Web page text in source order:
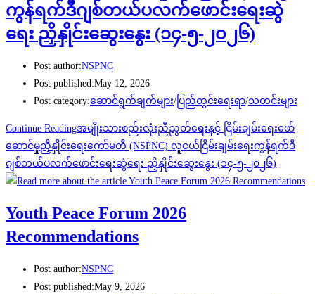
ကွန်ရက်ဒီဂျစ်တယ်ပလက်ဖောင်းရေးဆွဲ
ရေး ညှိနှိုင်းဆွေးနွေး (၁၄-၅-၂၀၂၆)
Post author:NSPNC
Post published:May 12, 2026
Post category:ဆောင်ရွက်ချက်များ/ ပြည်တွင်းရေးရာ/သတင်းများ
Continue Readingအမျိုးသားစည်းလုံးညီညွတ်ရေးနှင့် ငြိမ်းချမ်းရေးဖော်
ဆောင်မှုညှိနှိုင်းရေးကော်မတီ (NSPNC) လူငယ်ငြိမ်းချမ်းရေးကွန်ရက်ဒီ
ဂျစ်တယ်ပလက်ဖောင်းရေးဆွဲရေး ညှိနှိုင်းဆွေးနွေး (၁၄-၅-၂၀၂၆)
Youth Peace Forum 2026
Recommendations
Post author:NSPNC
Post published:May 9, 2026